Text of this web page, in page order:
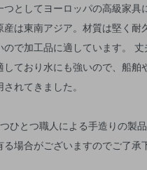
つとしてヨーロッパの高級家具
産は東南アジア。材質は堅く耐
ので加工品に適しています。 丈
しており水にも強いので、船舶
れてきました。
ひとつ職人による手造りの製
場合がございますのでご了承